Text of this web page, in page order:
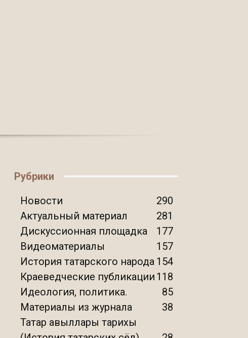
Рубрики
Новости
290
Актуальный материал
281
Дискуссионная площадка
177
Видеоматериалы
157
История татарского народа 154
Краеведческие публикации 118
Идеология, политика.
85
Материалы из журнала
38
Татар авыллары тарихы